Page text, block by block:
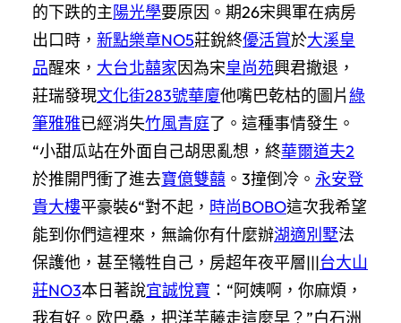
的下跌的主陽光學要原因。期26宋興軍在病房
出口時， 新點樂章NO5莊銳終優活賞於大溪皇
品醒來， 大台北囍家因為宋皇尚苑興君撤退，
莊瑞發現文化街283號華廈他嘴巴乾枯的圖片綠
筆雅雅已經消失竹風青庭了。這種事情發生。
“小甜瓜站在外面自己胡思亂想，終華爾道夫2
於推開門衝了進去寶億雙囍 。3撞倒冷。 永安登
貴大樓平豪裝6“對不起， 時尚BOBO這次我希望
能到你們這裡來，無論你有什麼辦湖適別墅法
保護他，甚至犧牲自己，房超年夜平層|||台大山
莊NO3本日著說宜誠悅寶 ：“阿姨啊，你麻煩，
我有好。欧巴桑，把洋芋藤走這麼早？”白石洲